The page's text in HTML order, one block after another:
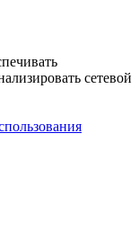
сетевой